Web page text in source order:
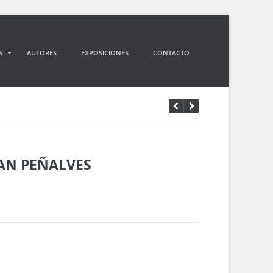
AUTORES EXPOSICIONES CONTACTO
PEÑALVES